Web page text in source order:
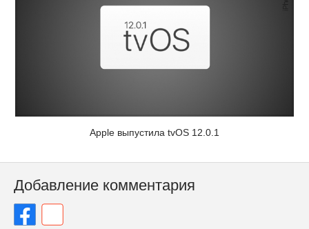
Apple выпустила tvOS 12.0.1
Добавление комментария